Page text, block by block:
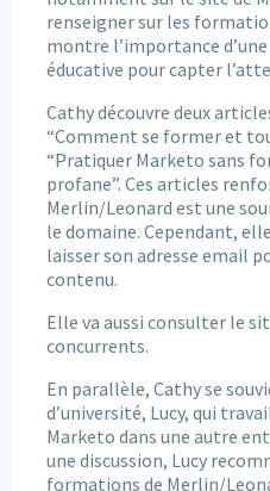
renseigner sur les
montre l’importance
éducative pour capter
Cathy découvre deux
“Comment se former et
“Pratiquer Marketo sans
profane”. Ces articles
Merlin/Leonard est une
le domaine. Cependant,
laisser son adresse email
contenu.
Elle va aussi consulter le
concurrents.
En parallèle, Cathy se
d’université, Lucy, qui
Marketo dans une autre
une discussion, Lucy
formations de Merlin/